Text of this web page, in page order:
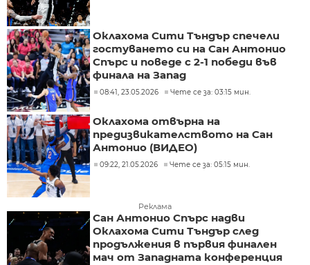
Оклахома Сити Тъндър спечели
гостуването си на Сан Антонио
Спърс и поведе с 2-1 победи във
финала на Запад
08:41, 23.05.2026 Чете се за: 03:15 мин.
Оклахома отвърна на
предизвикателството на Сан
Антонио (ВИДЕО)
09:22, 21.05.2026 Чете се за: 05:15 мин.
Реклама
Сан Антонио Спърс надви
Оклахома Сити Тъндър след
продължения в първия финален
мач от Западната конференция